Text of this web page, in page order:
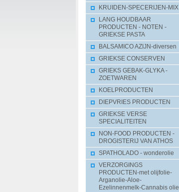
KRUIDEN-SPECERIJEN-MIX
LANG HOUDBAAR
PRODUCTEN - NOTEN -
GRIEKSE PASTA
BALSAMICO AZIJN-diversen
GRIEKSE CONSERVEN
GRIEKS GEBAK-GLYKA -
ZOETWAREN
KOELPRODUCTEN
DIEPVRIES PRODUCTEN
GRIEKSE VERSE
SPECIALITEITEN
NON-FOOD PRODUCTEN -
DROGISTERIJ VAN ATHOS
SPATHOLADO - wonderolie
VERZORGINGS
PRODUCTEN-met olijfolie-
Arganolie-Aloe-
Ezelinnenmelk-Cannabis olie